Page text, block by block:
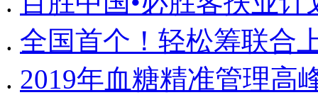
. 全国首个！轻松筹联合
. 2019年血糖精准管理高